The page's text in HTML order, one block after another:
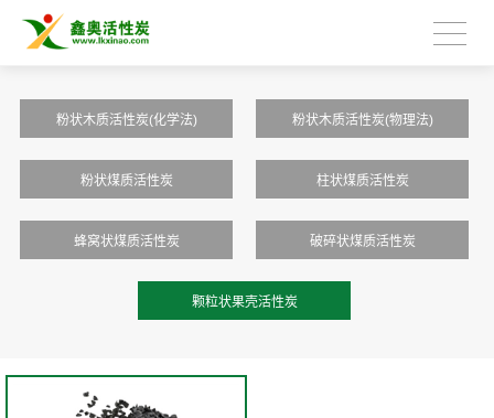
粉状木质活性炭(化学法) 粉状木质活性炭(物理法)
粉状煤质活性炭 柱状煤质活性炭
蜂窝状煤质活性炭 破碎状煤质活性炭
颗粒状果壳活性炭